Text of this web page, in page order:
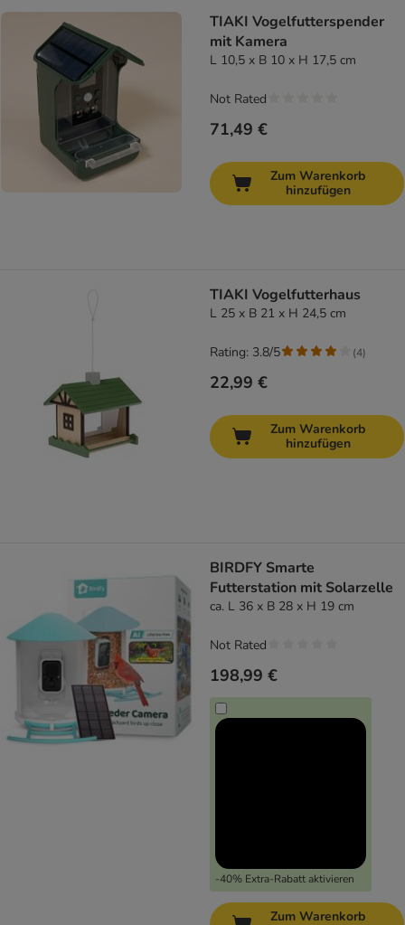
TIAKI Vogelfutterspender
mit Kamera
L 10,5 x B 10 x H 17,5 cm
71,49 €
Not Rated
Zum Warenkorb
hinzufügen
TIAKI Vogelfutterhaus
L 25 x B 21 x H 24,5 cm
22,99 €
Rating: 3.8/5 (4)
Zum Warenkorb
hinzufügen
BIRDFY Smarte
Futterstation mit Solarzelle
ca. L 36 x B 28 x H 19 cm
198,99 €
-40% Extra-Rabatt aktivieren
Not Rated
Zum Warenkorb